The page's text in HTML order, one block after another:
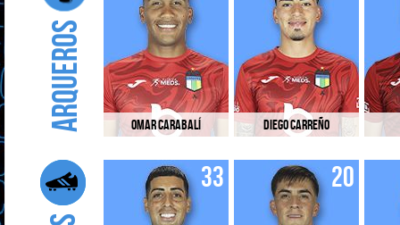
Arqueros Omar Carabalí Diego Carreño
33 20